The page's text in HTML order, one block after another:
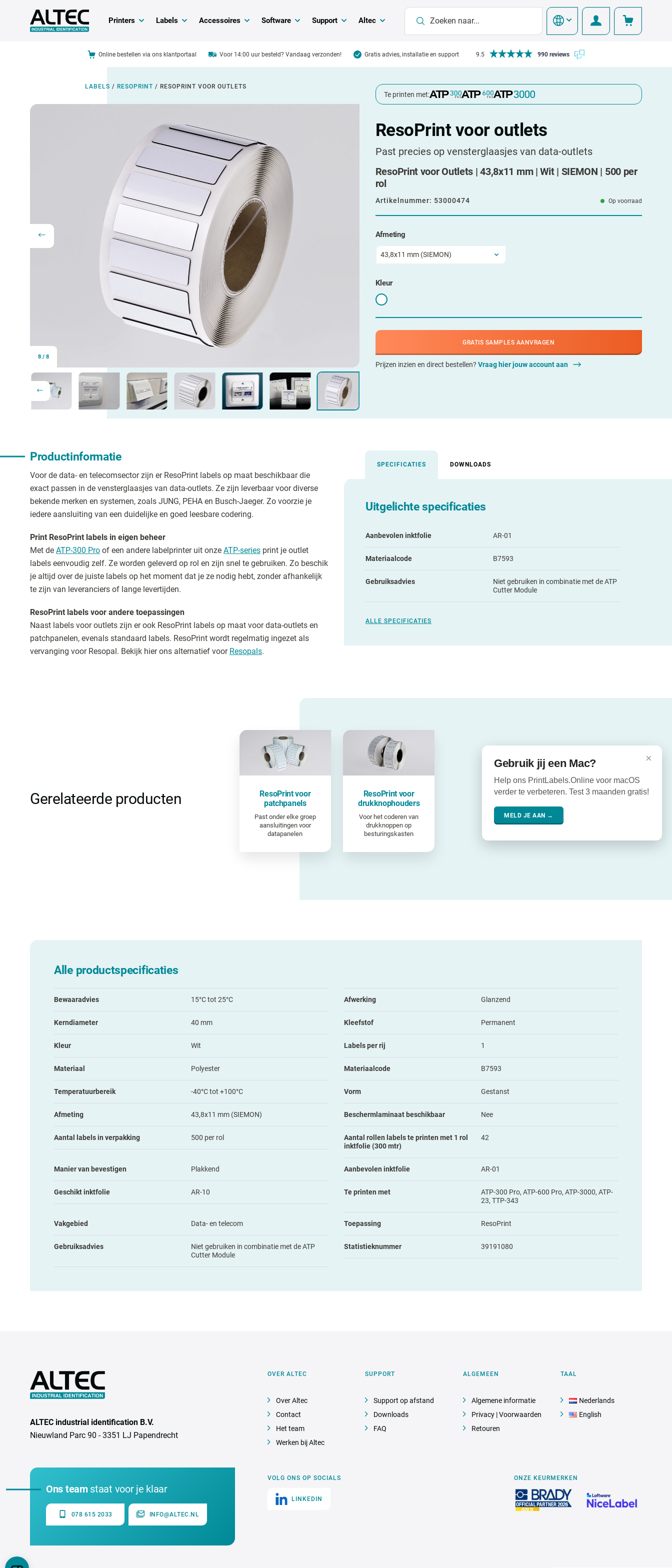
Printers Labels Accessoires Software Support Altec
Online bestellen via ons klantportaal Voor 14:00 uur besteld? Vandaag verzonden! Gratis advies, installatie en support 9.5 990 reviews
LABELS / RESOPRINT / RESOPRINT VOOR OUTLETS
8 / 8
Te printen met:
ResoPrint voor outlets
Past precies op vensterglaasjes van data-outlets
ResoPrint voor Outlets | 43,8x11 mm | Wit | SIEMON | 500 per
rol
Artikelnummer: 53000474 Op voorraad
Afmeting
Kleur
GRATIS SAMPLES AANVRAGEN
Prijzen inzien en direct bestellen? Vraag hier jouw account aan
Productinformatie
Voor de data- en telecomsector zijn er ResoPrint labels op maat beschikbaar die
exact passen in de vensterglaasjes van data-outlets. Ze zijn leverbaar voor diverse
bekende merken en systemen, zoals JUNG, PEHA en Busch-Jaeger. Zo voorzie je
iedere aansluiting van een duidelijke en goed leesbare codering.
Print ResoPrint labels in eigen beheer
Met de ATP-300 Pro of een andere labelprinter uit onze ATP-series print je outlet
labels eenvoudig zelf. Ze worden geleverd op rol en zijn snel te gebruiken. Zo beschik
je altijd over de juiste labels op het moment dat je ze nodig hebt, zonder afhankelijk
te zijn van leveranciers of lange levertijden.
ResoPrint labels voor andere toepassingen
Naast labels voor outlets zijn er ook ResoPrint labels op maat voor data-outlets en
patchpanelen, evenals standaard labels. ResoPrint wordt regelmatig ingezet als
vervanging voor Resopal. Bekijk hier ons alternatief voor Resopals.
SPECIFICATIES DOWNLOADS
Uitgelichte specificaties
Aanbevolen inktfolie AR-01
Materiaalcode B7593
Gebruiksadvies
Niet gebruiken in combinatie met de ATP
Cutter Module
ALLE SPECIFICATIES
Gerelateerde producten
ResoPrint voor
patchpanels
Past onder elke groep
aansluitingen voor
datapanelen
ResoPrint voor
drukknophouders
Voor het coderen van
drukknoppen op
besturingskasten
Alle productspecificaties
Bewaaradvies 15°C tot 25°C Afwerking Glanzend
Kerndiameter 40 mm Kleefstof Permanent
Kleur Wit Labels per rij 1
Materiaal Polyester Materiaalcode B7593
Temperatuurbereik -40°C tot +100°C Vorm Gestanst
Afmeting 43,8x11 mm (SIEMON) Beschermlaminaat beschikbaar Nee
Aantal labels in verpakking 500 per rol
Aantal rollen labels te printen met 1 rol
inktfolie (300 mtr)
42
Manier van bevestigen Plakkend Aanbevolen inktfolie AR-01
Geschikt inktfolie AR-10 Te printen met
ATP-300 Pro, ATP-600 Pro, ATP-3000, ATP-
23, TTP-343
Vakgebied Data- en telecom Toepassing ResoPrint
Gebruiksadvies
Niet gebruiken in combinatie met de ATP
Cutter Module
Statistieknummer 39191080
ALTEC industrial identification B.V.
Nieuwland Parc 90 - 3351 LJ Papendrecht
Ons teamstaat voor je klaar
078 615 2033 INFO@ALTEC.NL
OVER ALTEC
Over Altec
Contact
Het team
Werken bij Altec
SUPPORT
Support op afstand
Downloads
FAQ
ALGEMEEN
Algemene informatie
Privacy | Voorwaarden
Retouren
TAAL
Nederlands
English
VOLG ONS OP SOCIALS
LINKEDIN
ONZE KEURMERKEN
×
Gebruik jij een Mac?
Help ons PrintLabels.Online voor macOS
verder te verbeteren. Test 3 maanden gratis!
MELD JE AAN →